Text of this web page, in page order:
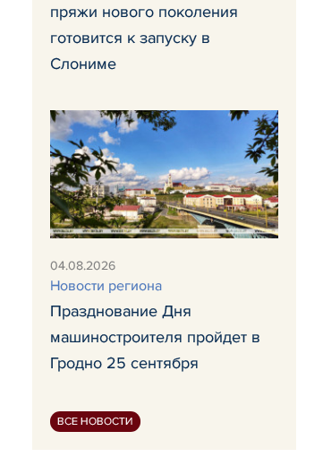
пряжи нового поколения
готовится к запуску в
Слониме
04.08.2026
Новости региона
Празднование Дня
машиностроителя пройдет в
Гродно 25 сентября
ВСЕ НОВОСТИ